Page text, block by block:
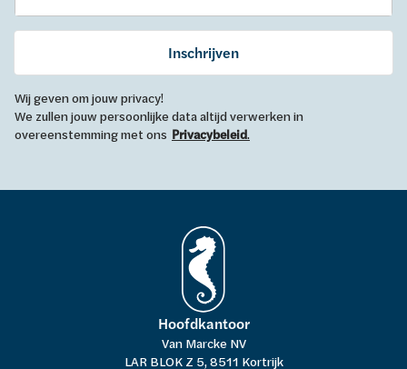
Inschrijven
Wij geven om jouw privacy!
We zullen jouw persoonlijke data altijd verwerken in
overeenstemming met ons Privacybeleid.
Hoofdkantoor
Van Marcke NV
LAR BLOK Z 5, 8511 Kortrijk